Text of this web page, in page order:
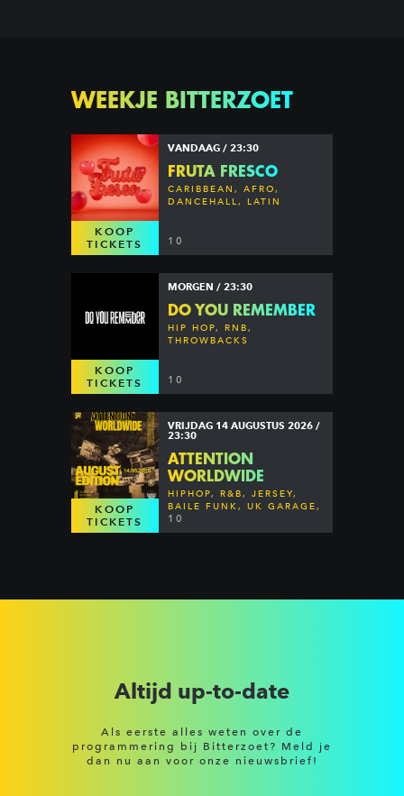
WEEKJE BITTERZOET
KOOP
TICKETS
VANDAAG / 23:30
FRUTA FRESCO
CARIBBEAN, AFRO,
DANCEHALL, LATIN
10
KOOP
TICKETS
MORGEN / 23:30
DO YOU REMEMBER
HIP HOP, RNB,
THROWBACKS
10
KOOP
TICKETS
VRIJDAG 14 AUGUSTUS 2026 /
23:30
ATTENTION
WORLDWIDE
HIPHOP, R&B, JERSEY,
BAILE FUNK, UK GARAGE,
DANCEHALL & MORE
10
Altijd up-to-date
Als eerste alles weten over de
programmering bij Bitterzoet? Meld je
dan nu aan voor onze nieuwsbrief!